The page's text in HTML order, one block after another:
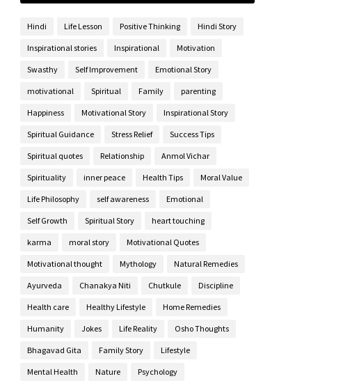
Hindi Life Lesson Positive Thinking Hindi Story
Inspirational stories Inspirational Motivation
Swasthy Self Improvement Emotional Story
motivational Spiritual Family parenting
Happiness Motivational Story Inspirational Story
Spiritual Guidance Stress Relief Success Tips
Spiritual quotes Relationship Anmol Vichar
Spirituality inner peace Health Tips Moral Value
Life Philosophy self awareness Emotional
Self Growth Spiritual Story heart touching
karma moral story Motivational Quotes
Motivational thought Mythology Natural Remedies
Ayurveda Chanakya Niti Chutkule Discipline
Health care Healthy Lifestyle Home Remedies
Humanity Jokes Life Reality Osho Thoughts
Bhagavad Gita Family Story Lifestyle
Mental Health Nature Psychology